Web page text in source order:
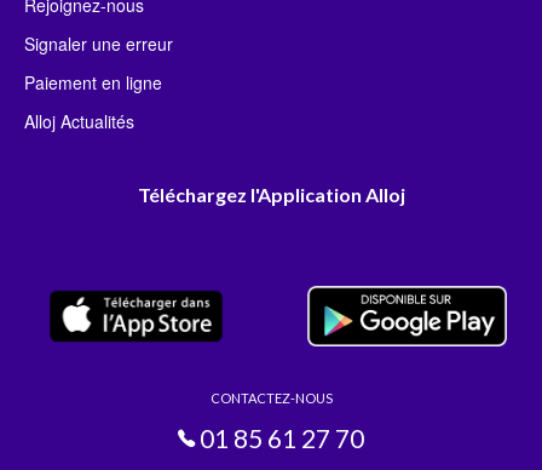
Rejoignez-nous
Signaler une erreur
Paiement en ligne
Alloj Actualités
Téléchargez l'Application Alloj
CONTACTEZ-NOUS
01 85 61 27 70